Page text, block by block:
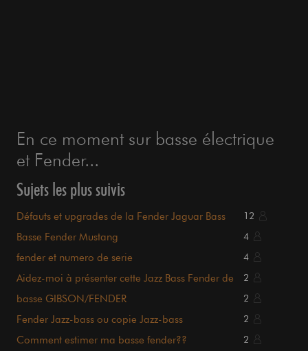
En ce moment sur basse électrique
et Fender...
Sujets les plus suivis
Défauts et upgrades de la Fender Jaguar Bass 12
Basse Fender Mustang 4
fender et numero de serie 4
Aidez-moi à présenter cette Jazz Bass Fender de
2
basse GIBSON/FENDER 2
Fender Jazz-bass ou copie Jazz-bass 2
Comment estimer ma basse fender?? 2